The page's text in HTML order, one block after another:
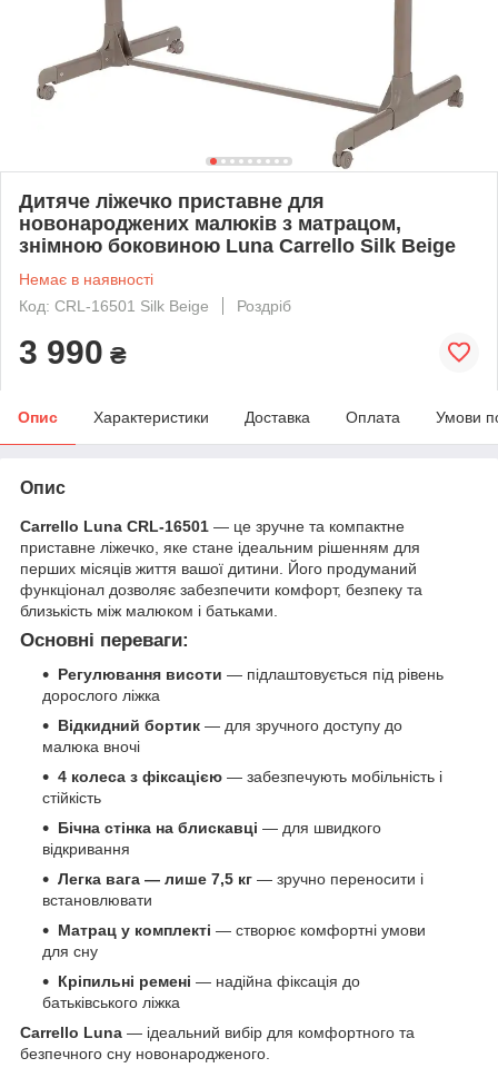
Дитяче ліжечко приставне для
новонароджених малюків з матрацом,
знімною боковиною Luna Carrello Silk Beige
Немає в наявності
Код: CRL-16501 Silk Beige
Роздріб
3 990 ₴
Опис Характеристики Доставка Оплата Умови
Опис
Carrello Luna CRL-16501 — це зручне та компактне
приставне ліжечко, яке стане ідеальним рішенням для
перших місяців життя вашої дитини. Його продуманий
функціонал дозволяє забезпечити комфорт, безпеку та
близькість між малюком і батьками.
Основні переваги:
Регулювання висоти — підлаштовується під рівень
дорослого ліжка
Відкидний бортик — для зручного доступу до
малюка вночі
4 колеса з фіксацією — забезпечують мобільність і
стійкість
Бічна стінка на блискавці — для швидкого
відкривання
Легка вага — лише 7,5 кг — зручно переносити і
встановлювати
Матрац у комплекті — створює комфортні умови
для сну
Кріпильні ремені — надійна фіксація до
батьківського ліжка
Carrello Luna — ідеальний вибір для комфортного та
безпечного сну новонародженого.